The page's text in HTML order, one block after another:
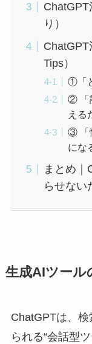
り）
Tips）
①「
② 「
える
③ 「
にな
まとめ｜
らせない
生成AIツール
ChatGPTは、
られる“会話型ツ